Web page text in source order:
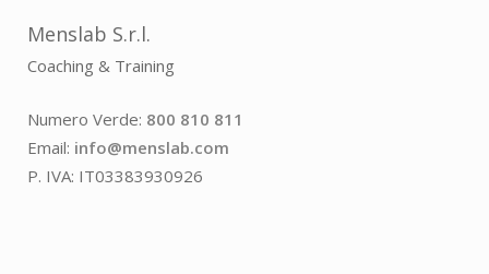
Menslab S.r.l.
Coaching & Training
Numero Verde: 800 810 811
Email: info@menslab.com
P. IVA: IT03383930926